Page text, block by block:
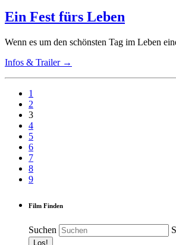
Ein Fest fürs Leben
Wenn es um den schönsten Tag im Leben
Infos & Trailer →
1
2
3
4
5
6
7
8
9
Film Finden
Suchen